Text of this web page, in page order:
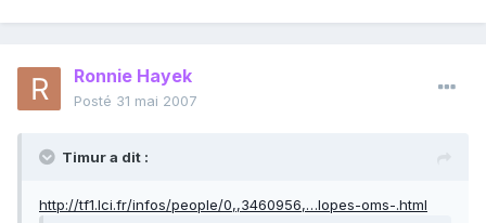
Ronnie Hayek
Posté 31 mai 2007
Timur a dit :
http://tf1.lci.fr/infos/people/0,,3460956,…lopes-oms-.html